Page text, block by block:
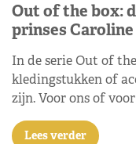
Out of the box:
prinses Caroline
In de serie Out of
kledingstukken of
zijn. Voor ons of
Lees verder